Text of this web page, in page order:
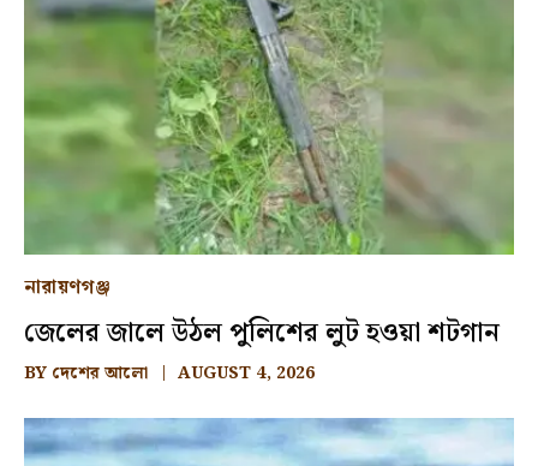
নারায়ণগঞ্জ
জেলের জালে উঠল পুলিশের লুট হওয়া শটগান
BY দেশের আলো AUGUST 4, 2026